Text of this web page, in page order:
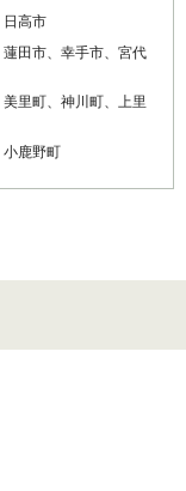
日高市
田市、幸手市、宮代
里町、神川町、上里
小鹿野町